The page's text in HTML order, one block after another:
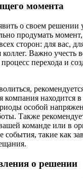
момента
о своем решении
продумать
сторон: для вас,
коллег. Важно учесть
перехода и
компания находится
особой
Также
команде или в
события, такие как
о решении